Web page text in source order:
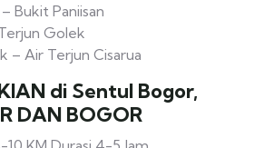
Bukit Paniisan
Golek
– Air Terjun Cisarua
di Sentul Bogor,
DAN BOGOR